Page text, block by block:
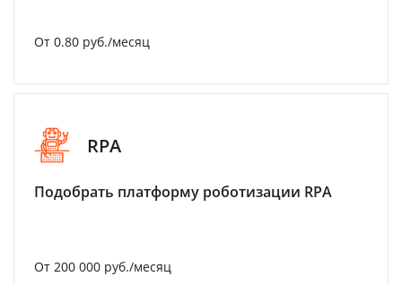
От 0.80 руб./месяц
RPA
Подобрать платформу роботизации RPA
От 200 000 руб./месяц